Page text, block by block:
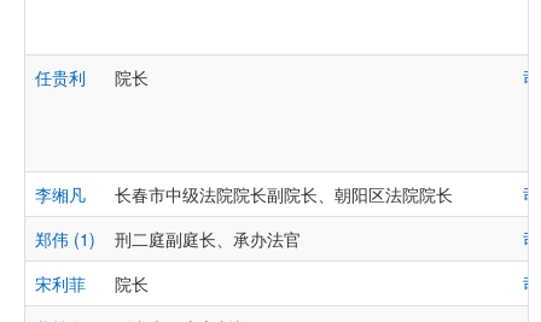
任贵利 院长
李缃凡 长春市中级法院院长副院长、朝阳区法院院长
郑伟 (1)
刑二庭副庭长、承办法官
宋利菲
院长